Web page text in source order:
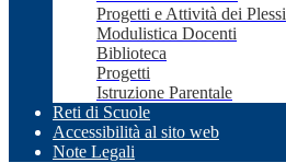
Progetti e Attività dei Plessi
Modulistica Docenti
Biblioteca
Progetti
Istruzione Parentale
Reti di Scuole
Accessibilità al sito web
Note Legali